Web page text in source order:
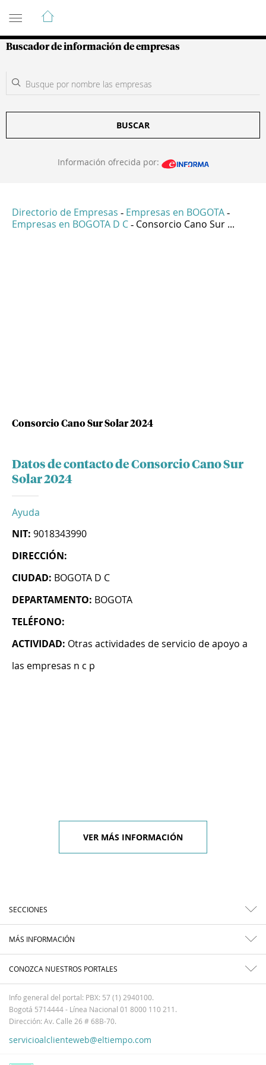
Guía de Empresas Colombianas
Buscador de información de empresas
BUSCAR
Información ofrecida por:
Directorio de Empresas - Empresas en BOGOTA -
Empresas en BOGOTA D C - Consorcio Cano Sur ...
Consorcio Cano Sur Solar 2024
Datos de contacto de Consorcio Cano Sur
Solar 2024
Ayuda
NIT: 9018343990
DIRECCIÓN:
CIUDAD: BOGOTA D C
DEPARTAMENTO: BOGOTA
TELÉFONO:
ACTIVIDAD: Otras actividades de servicio de apoyo a
las empresas n c p
VER MÁS INFORMACIÓN
SECCIONES
MÁS INFORMACIÓN
CONOZCA NUESTROS PORTALES
Info general del portal: PBX: 57 (1) 2940100.
Bogotá 5714444 - Línea Nacional 01 8000 110 211.
Dirección: Av. Calle 26 # 68B-70.
servicioalclienteweb@eltiempo.com